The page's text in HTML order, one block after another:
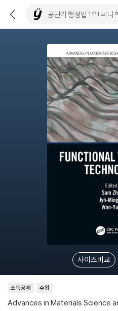
사이즈비교
소득공제 수입
Advances in Materials Science